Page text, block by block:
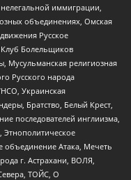
иммиграции,
объединениях, Омская
Русское
Клуб Болельщиков
Мусульманская религиозная
Русского народа
Украинская
Братство, Белый Крест,
последователей инглиизма,
Этнополитическое
объединение Атака, Мечеть
г. Астрахани, ВОЛЯ,
ТОЙС, О